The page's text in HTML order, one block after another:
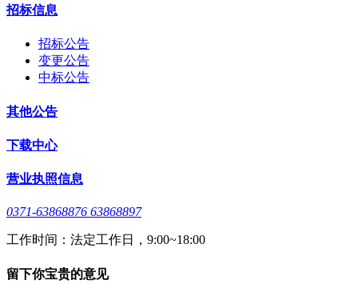
招标信息
招标公告
变更公告
中标公告
其他公告
下载中心
营业执照信息
0371-63868876 63868897
工作时间：法定工作日，9:00~18:00
留下你宝贵的意见